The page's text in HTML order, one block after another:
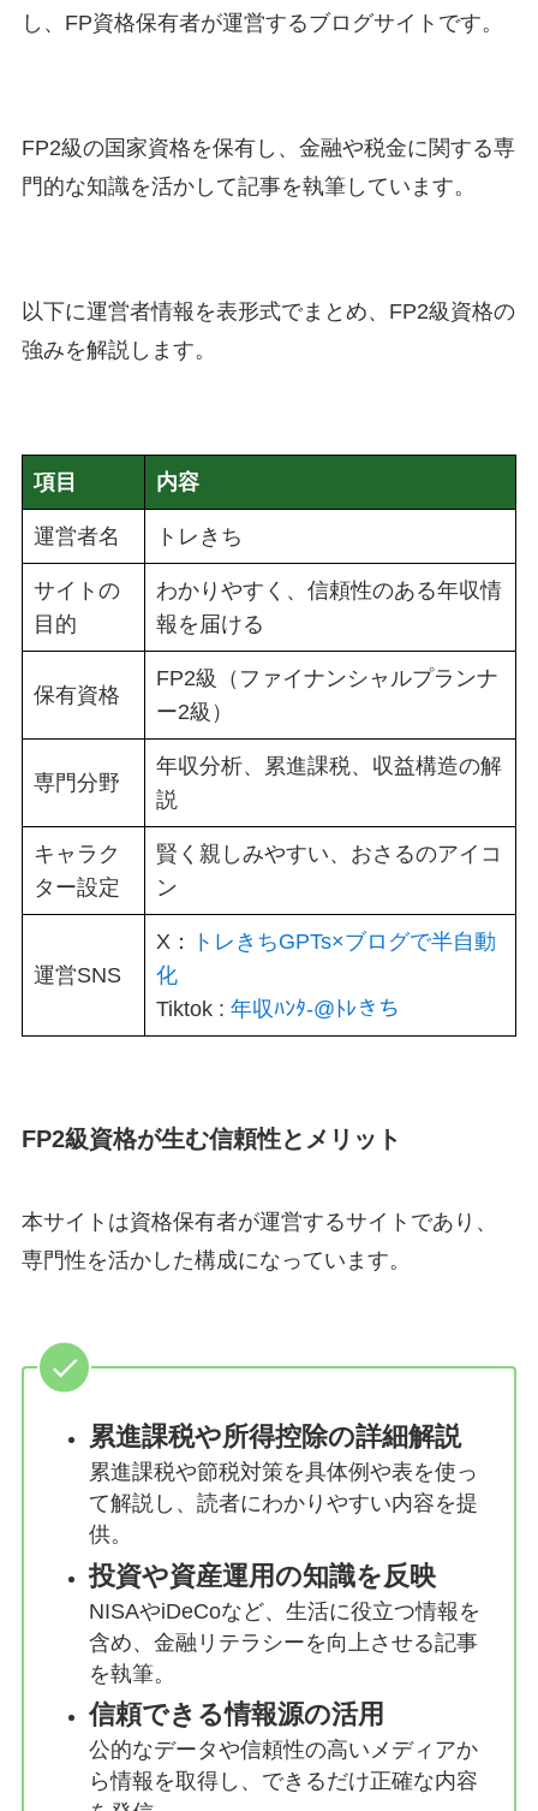
し、FP資格保有者が運営するブログサイトです。
FP2級の国家資格を保有し、金融や税金に関する専
門的な知識を活かして記事を執筆しています。
以下に運営者情報を表形式でまとめ、FP2級資格の
強みを解説します。
項目 内容
運営者名 トレきち
サイトの
目的
わかりやすく、信頼性のある年収情
報を届ける
保有資格
FP2級（ファイナンシャルプランナ
ー2級）
専門分野
年収分析、累進課税、収益構造の解
説
キャラク
ター設定
賢く親しみやすい、おさるのアイコ
ン
運営SNS
X：
トレきちGPTs×ブログで半自動
化
Tiktok : 年収ﾊﾝﾀ-@ﾄﾚきち
FP2級資格が生む信頼性とメリット
本サイトは資格保有者が運営するサイトであり、
専門性を活かした構成になっています。
累進課税や所得控除の詳細解説
累進課税や節税対策を具体例や表を使っ
て解説し、読者にわかりやすい内容を提
供。
投資や資産運用の知識を反映
NISAやiDeCoなど、生活に役立つ情報を
含め、金融リテラシーを向上させる記事
を執筆。
信頼できる情報源の活用
公的なデータや信頼性の高いメディアか
ら情報を取得し、できるだけ正確な内容